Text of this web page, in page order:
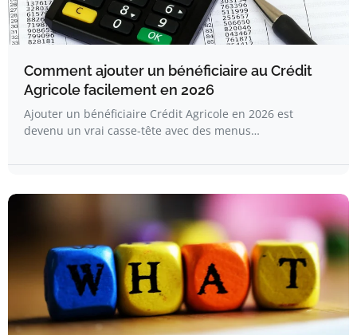
Comment ajouter un bénéficiaire au Crédit
Agricole facilement en 2026
Ajouter un bénéficiaire Crédit Agricole en 2026 est
devenu un vrai casse-tête avec des menus…